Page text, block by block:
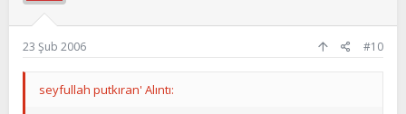
23 Şub 2006 #10
seyfullah putkıran' Alıntı: